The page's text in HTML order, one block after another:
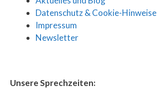
Datenschutz & Cookie-Hinweise
Impressum
Newsletter
Unsere Sprechzeiten: